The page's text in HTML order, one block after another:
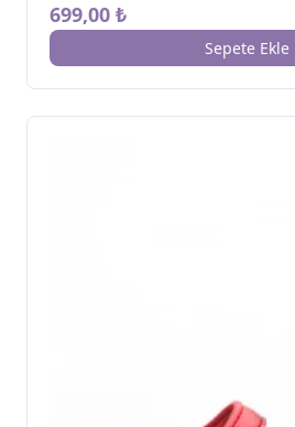
699,00 ₺
Sepete Ekle